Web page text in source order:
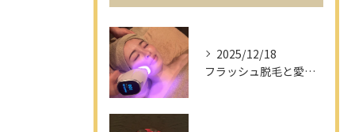
2025/12/18
フラッシュ脱毛と愛知県名古屋市の最新脱毛事情で理想の美肌を目指す方法